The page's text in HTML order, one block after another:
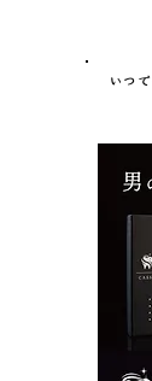
いつ